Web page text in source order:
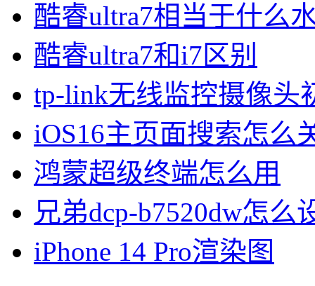
酷睿ultra7相当于什么
酷睿ultra7和i7区别
tp-link无线监控摄像头
iOS16主页面搜索怎么
鸿蒙超级终端怎么用
兄弟dcp-b7520dw怎么
iPhone 14 Pro渲染图